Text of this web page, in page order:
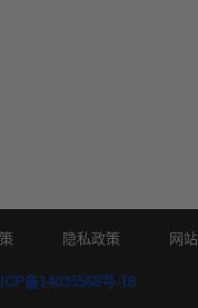
隐私政策 网
备14035568号-18